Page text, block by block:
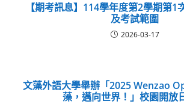
【期考訊息】114學年度第2學期第1
及考試範圍
2026-03-17
文藻外語大學舉辦「2025 Wenzao
藻，邁向世界！」校園開放